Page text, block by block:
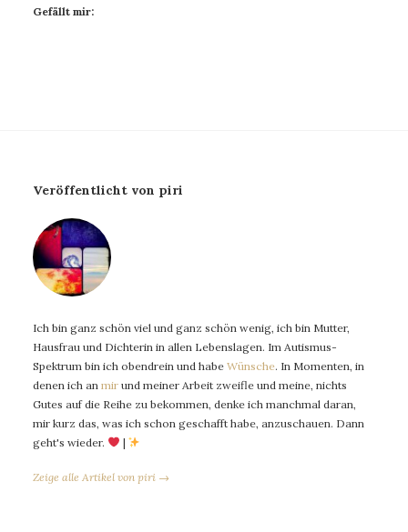
Gefällt mir:
Veröffentlicht von piri
Ich bin ganz schön viel und ganz schön wenig, ich bin Mutter,
Hausfrau und Dichterin in allen Lebenslagen. Im Autismus-
Spektrum bin ich obendrein und habe Wünsche. In Momenten, in
denen ich an mir und meiner Arbeit zweifle und meine, nichts
Gutes auf die Reihe zu bekommen, denke ich manchmal daran,
mir kurz das, was ich schon geschafft habe, anzuschauen. Dann
geht's wieder.
|
Zeige alle Artikel von piri →